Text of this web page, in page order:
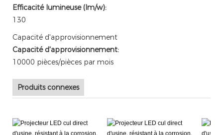
Efficacité lumineuse (lm/w):
130
Capacité d'approvisionnement
Capacité d'approvisionnement:
10000 pièces/pièces par mois
Produits connexes